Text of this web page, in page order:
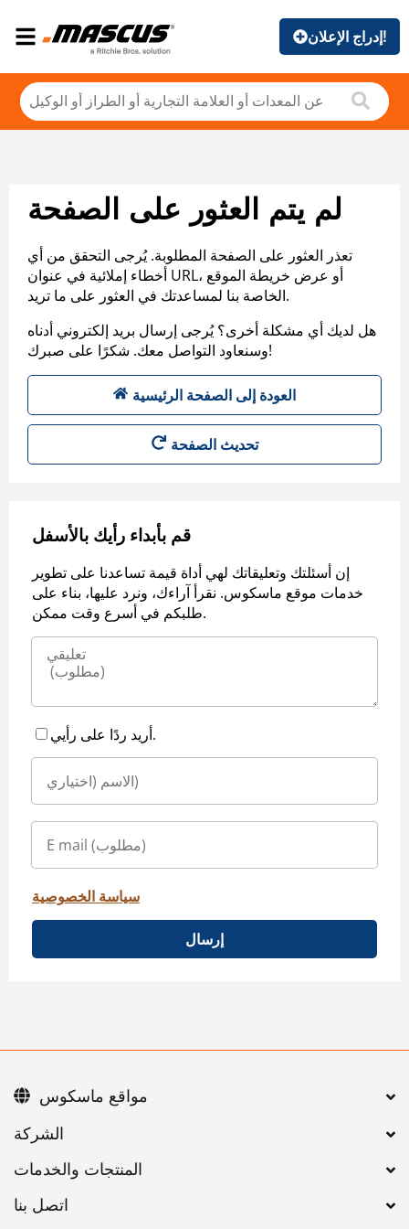
إدراج الإعلان!
لم يتم العثور على الصفحة
تعذر العثور على الصفحة المطلوبة. يُرجى التحقق من أي
أخطاء إملائية في عنوان URL، أو عرض خريطة الموقع
الخاصة بنا لمساعدتك في العثور على ما تريد.
هل لديك أي مشكلة أخرى؟ يُرجى إرسال بريد إلكتروني أدناه
وسنعاود التواصل معك. شكرًا على صبرك!
العودة إلى الصفحة الرئيسية
تحديث الصفحة
قم بأبداء رأيك بالأسفل
إن أسئلتك وتعليقاتك لهي أداة قيمة تساعدنا على تطوير
خدمات موقع ماسكوس. نقرأ آراءك، ونرد عليها، بناء على
طلبكم في أسرع وقت ممكن.
أريد ردًا على رأيي.
سياسة الخصوصية
إرسال
اتصل بنا
مواقع ماسكوس